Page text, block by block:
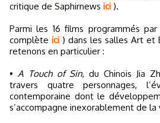
critique de Saphirnews ici ).
Parmi les 16 films programmés
complète ici ) dans les salles Art et
retenons en particulier :
• A Touch of Sin, du Chinois Jia
travers quatre personnages,
contemporaine dont le
s’accompagne inexorablement de la